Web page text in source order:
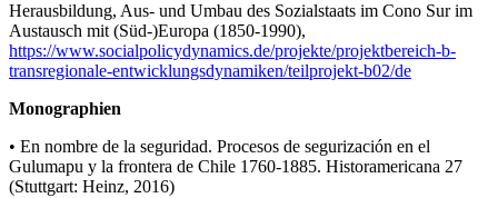
Herausbildung, Aus- und Umbau des Sozialstaats im Cono Sur im
Austausch mit (Süd-)Europa (1850-1990),
https://www.socialpolicydynamics.de/projekte/projektbereich-b-
transregionale-entwicklungsdynamiken/teilprojekt-b02/de
Monographien
• En nombre de la seguridad. Procesos de segurización en el
Gulumapu y la frontera de Chile 1760-1885. Historamericana 27
(Stuttgart: Heinz, 2016)